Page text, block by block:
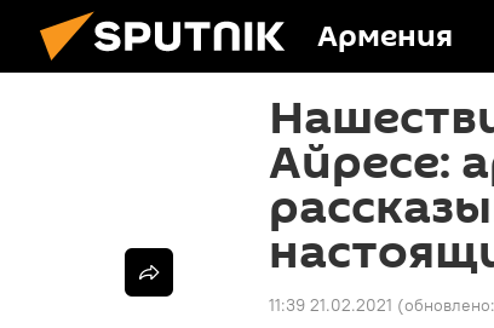
Армения
Айресе:
11:39 21.02.2021 (обновлено: